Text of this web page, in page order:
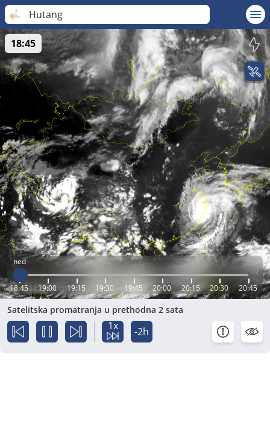
Hutang
ned
18:45 19:00 19:15 19:30 19:45 20:00 20:15 20:30 20:45
18:45
Satelitska promatranja u prethodna 2 sata
1x -2h